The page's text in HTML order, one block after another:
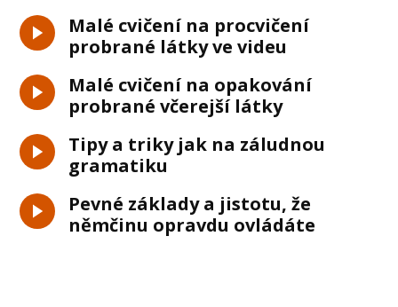
Malé cvičení na procvičení
probrané látky ve videu
Malé cvičení na opakování
probrané včerejší látky
Tipy a triky jak na záludnou
gramatiku
Pevné základy a jistotu, že
němčinu opravdu ovládáte